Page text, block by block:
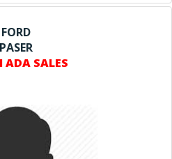
FORD
PASER
ADA SALES